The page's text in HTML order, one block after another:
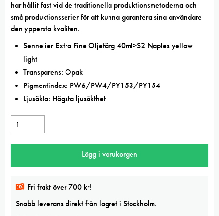
har hållit fast vid de traditionella produktionsmetoderna och
små produktionsserier för att kunna garantera sina användare
den yppersta kvaliten.
Sennelier Extra Fine Oljefärg 40ml>S2 Naples yellow
light
Transparens: Opak
Pigmentindex: PW6/PW4/PY153/PY154
Ljusäkta: Högsta ljusäkthet
Sennelier
Extra
Fine
40ml
yellow
light
Lägg i varukorgen
Fri frakt över 700 kr!
Snabb leverans direkt från lagret i Stockholm.